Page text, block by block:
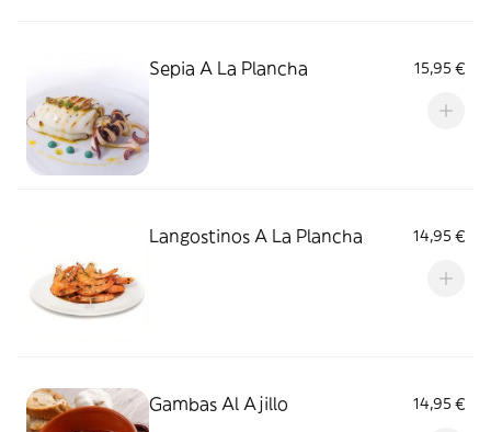
Sepia A La Plancha 15,95 €
Langostinos A La Plancha 14,95 €
Gambas Al Ajillo 14,95 €